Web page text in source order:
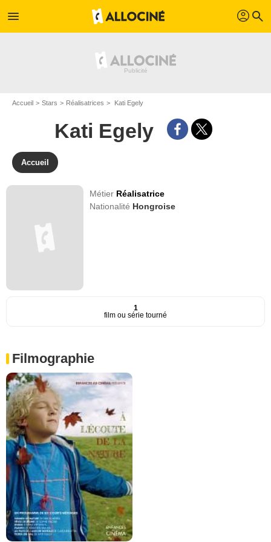
menu profil search
Accueil Stars Réalisatrices Kati Egely
Kati Egely
Accueil
Métier Réalisatrice
Nationalité Hongroise
1
film ou série tourné
Filmographie